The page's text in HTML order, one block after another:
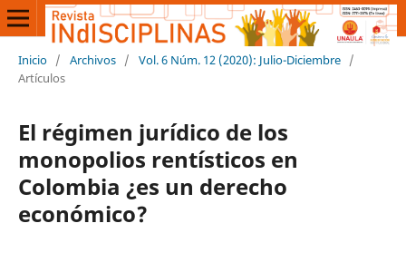
Inicio / Archivos / Vol. 6 Núm. 12 (2020): Julio-Diciembre /
Artículos
El régimen jurídico de los
monopolios rentísticos en
Colombia ¿es un derecho
económico?